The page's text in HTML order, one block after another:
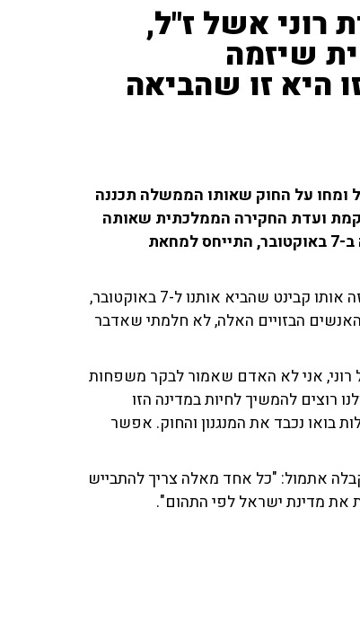
רוני אשל ז"ל,
שיזמה
היא זו שהביאה
ומחו על החוק שאותו הממשלה תכננה
ועדת החקירה הממלכתית שאותה
הם דורשים. אייל אשל, אביה של התצפיתנית רוני ז"ל שנפלה ב-7 באוקטובר, התייחס למחאת
"ממשלת הריקבון הזו היא זו שהביאה אותנו לתוצאה הזו אתמול. זה אותו קבינט שהביא אותנו ל-7 באוקטובר,
הבזויים האלה, לא חלמתי שאדבר
רוני, אני לא האדם שאמור לבקר משפחות
רוצים להמשיך לחיות במדינה הזו
בואו נכבד את המנגנון והחוק. אפשר
אתמול: "כל אחד מאלה צריך להתבייש
את מדינת ישראל לפי התהום".